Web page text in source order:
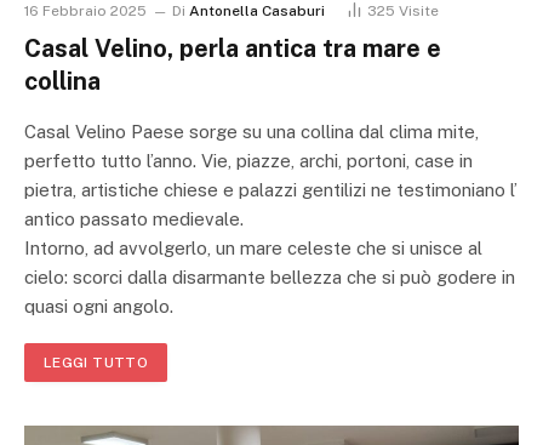
16 Febbraio 2025 Di Antonella Casaburi 325 Visite
Casal Velino, perla antica tra mare e
collina
Casal Velino Paese sorge su una collina dal clima mite,
perfetto tutto l’anno. Vie, piazze, archi, portoni, case in
pietra, artistiche chiese e palazzi gentilizi ne testimoniano l’
antico passato medievale.
Intorno, ad avvolgerlo, un mare celeste che si unisce al
cielo: scorci dalla disarmante bellezza che si può godere in
quasi ogni angolo.
LEGGI TUTTO